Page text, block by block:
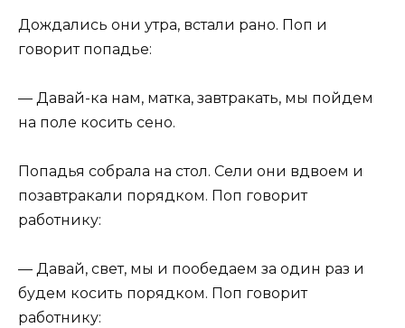
Дождались они утра, встали рано. Поп и
говорит попадье:
— Давай-ка нам, матка, завтракать, мы пойдем
на поле косить сено.
Попадья собрала на стол. Сели они вдвоем и
позавтракали порядком. Поп говорит
работнику:
— Давай, свет, мы и пообедаем за один раз и
будем косить порядком. Поп говорит
работнику: